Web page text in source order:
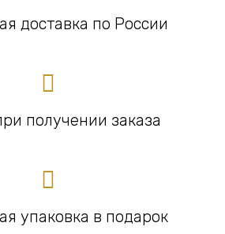
доставка по России
получении заказа
упаковка в подарок